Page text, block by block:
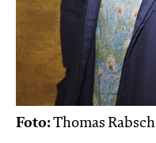
Foto:Thomas Rabsch